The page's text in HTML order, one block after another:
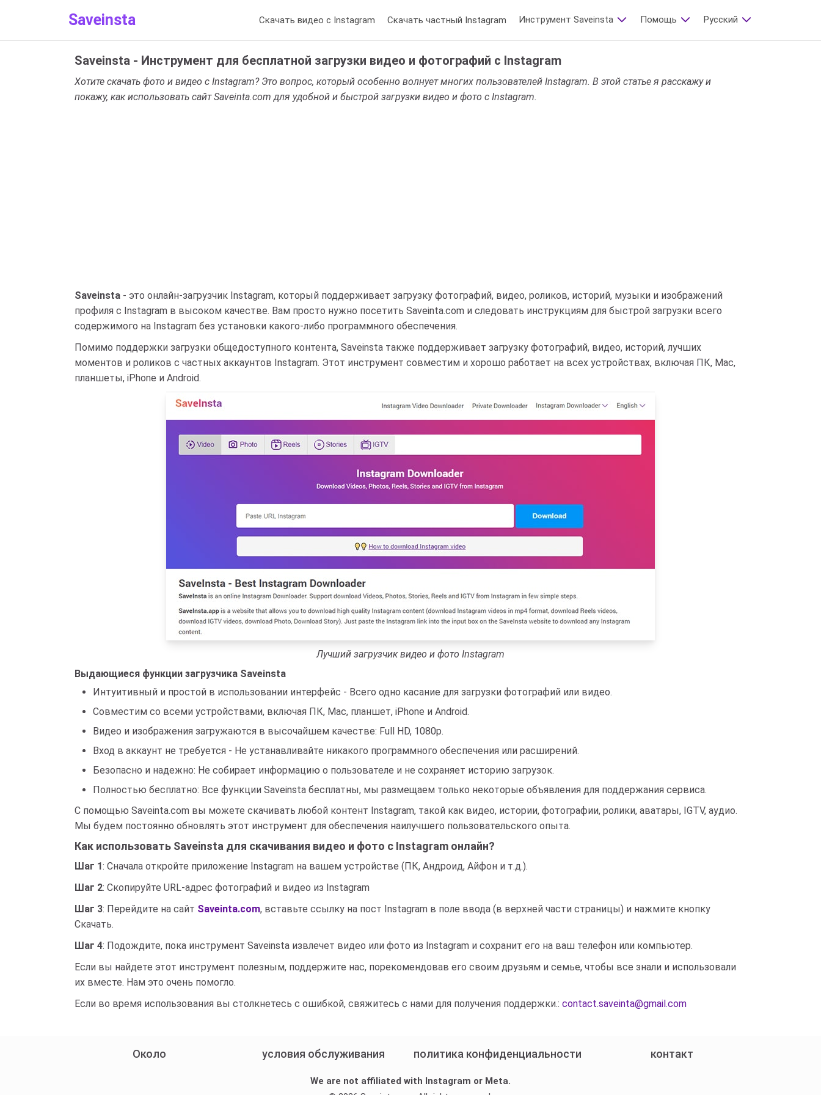
Saveinsta Скачать видео с Instagram Скачать частный Instagram Инструмент Saveinsta Помощь Русский
Saveinsta - Инструмент для бесплатной загрузки видео и фотографий с Instagram
Хотите скачать фото и видео с Instagram? Это вопрос, который особенно волнует многих пользователей Instagram. В этой статье я расскажу и
покажу, как использовать сайт Saveinta.com для удобной и быстрой загрузки видео и фото с Instagram.
Saveinsta - это онлайн-загрузчик Instagram, который поддерживает загрузку фотографий, видео, роликов, историй, музыки и изображений
профиля с Instagram в высоком качестве. Вам просто нужно посетить Saveinta.com и следовать инструкциям для быстрой загрузки всего
содержимого на Instagram без установки какого-либо программного обеспечения.
Помимо поддержки загрузки общедоступного контента, Saveinsta также поддерживает загрузку фотографий, видео, историй, лучших
моментов и роликов с частных аккаунтов Instagram. Этот инструмент совместим и хорошо работает на всех устройствах, включая ПК, Mac,
планшеты, iPhone и Android.
Лучший загрузчик видео и фото Instagram
Выдающиеся функции загрузчика Saveinsta
Интуитивный и простой в использовании интерфейс - Всего одно касание для загрузки фотографий или видео.
Совместим со всеми устройствами, включая ПК, Mac, планшет, iPhone и Android.
Видео и изображения загружаются в высочайшем качестве: Full HD, 1080p.
Вход в аккаунт не требуется - Не устанавливайте никакого программного обеспечения или расширений.
Безопасно и надежно: Не собирает информацию о пользователе и не сохраняет историю загрузок.
Полностью бесплатно: Все функции Saveinsta бесплатны, мы размещаем только некоторые объявления для поддержания сервиса.
С помощью Saveinta.com вы можете скачивать любой контент Instagram, такой как видео, истории, фотографии, ролики, аватары, IGTV, аудио.
Мы будем постоянно обновлять этот инструмент для обеспечения наилучшего пользовательского опыта.
Как использовать Saveinsta для скачивания видео и фото с Instagram онлайн?
Шаг 1: Сначала откройте приложение Instagram на вашем устройстве (ПК, Андроид, Айфон и т.д.).
Шаг 2: Скопируйте URL-адрес фотографий и видео из Instagram
Шаг 3: Перейдите на сайт Saveinta.com, вставьте ссылку на пост Instagram в поле ввода (в верхней части страницы) и нажмите кнопку
Скачать.
Шаг 4: Подождите, пока инструмент Saveinsta извлечет видео или фото из Instagram и сохранит его на ваш телефон или компьютер.
Если вы найдете этот инструмент полезным, поддержите нас, порекомендовав его своим друзьям и семье, чтобы все знали и использовали
их вместе. Нам это очень помогло.
Если во время использования вы столкнетесь с ошибкой, свяжитесь с нами для получения поддержки.: contact.saveinta@gmail.com
Около условия обслуживания политика конфиденциальности контакт
We are not affiliated with Instagram or Meta.